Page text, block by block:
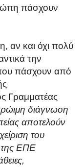
πάσχουν
αν και όχι πολύ
την
πάσχουν από
Γραμματέας
διάγνωση
αποτελούν
του
της ΕΠΕ